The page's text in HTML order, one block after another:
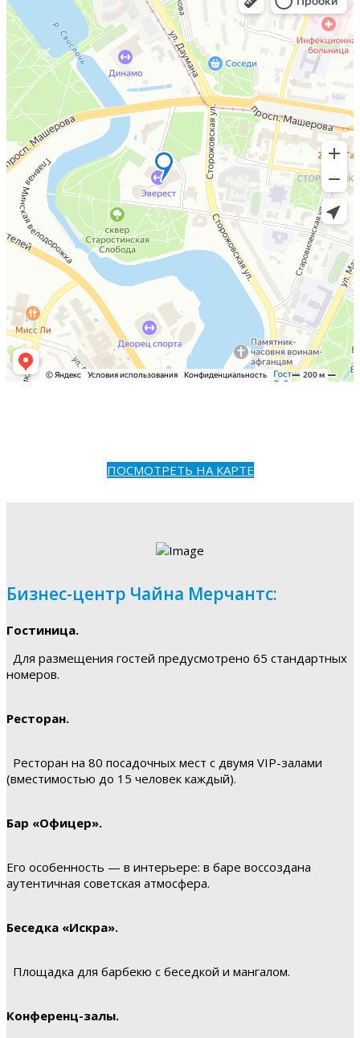
ПОСМОТРЕТЬ НА КАРТЕ
Бизнес-центр Чайна Мерчантс:
Гостиница.
Для размещения гостей предусмотрено 65 стандартных
номеров.
Ресторан.
Ресторан на 80 посадочных мест с двумя VIP-залами
(вместимостью до 15 человек каждый).
Бар «Офицер».
Его особенность — в интерьере: в баре воссоздана
аутентичная советская атмосфера.
Беседка «Искра».
Площадка для барбекю с беседкой и мангалом.
Конференц-залы.